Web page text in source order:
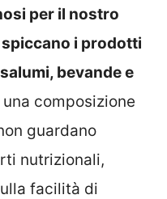
per il nostro
i prodotti
bevande e
composizione
guardano
nutrizionali,
facilità di